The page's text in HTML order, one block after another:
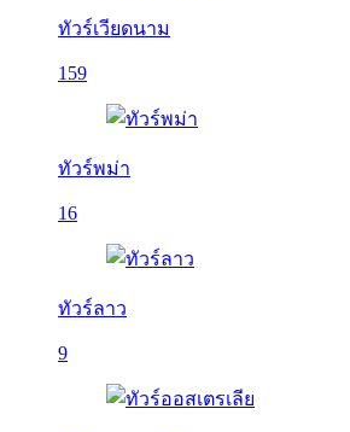
ทัวร์เวียดนาม
159
ทัวร์พม่า
16
ทัวร์ลาว
9